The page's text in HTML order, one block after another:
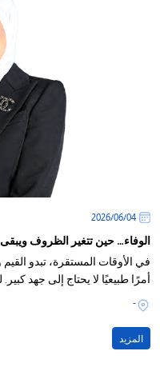
04‏/06‏/2026
الوفاء… حين تتغير الظروف ويبقى
في الأوقات المستقرة، تبدو القيم
أمرًا طبيعيًا لا يحتاج إلى جهد
-
المزيد